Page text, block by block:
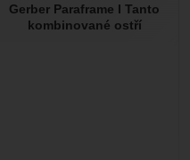
recenze.
Gerber Paraframe I Tanto
kombinované ostří